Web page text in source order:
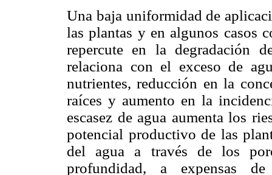
Una baja uniformidad de
las plantas y en algunos casos
repercute en la degradación
relaciona con el exceso de
nutrientes, reducción en la
raíces y aumento en la
escasez de agua aumenta los
potencial productivo de las
del agua a través de los
profundidad, a expensas